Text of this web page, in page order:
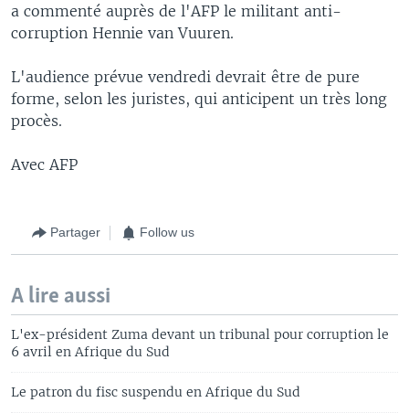
a commenté auprès de l'AFP le militant anti-
corruption Hennie van Vuuren.
L'audience prévue vendredi devrait être de pure
forme, selon les juristes, qui anticipent un très long
procès.
Avec AFP
Partager Follow us
A lire aussi
L'ex-président Zuma devant un tribunal pour corruption le
6 avril en Afrique du Sud
Le patron du fisc suspendu en Afrique du Sud